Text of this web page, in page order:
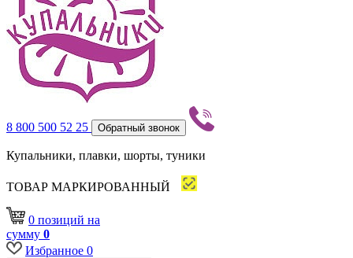
8 800 500 52 25 Обратный звонок
Купальники, плавки, шорты, туники
ТОВАР МАРКИРОВАННЫЙ
0 позиций на
сумму 0
Избранное 0